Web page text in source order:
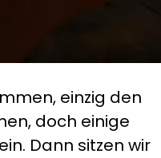
einzig den
doch einige
Dann sitzen wir